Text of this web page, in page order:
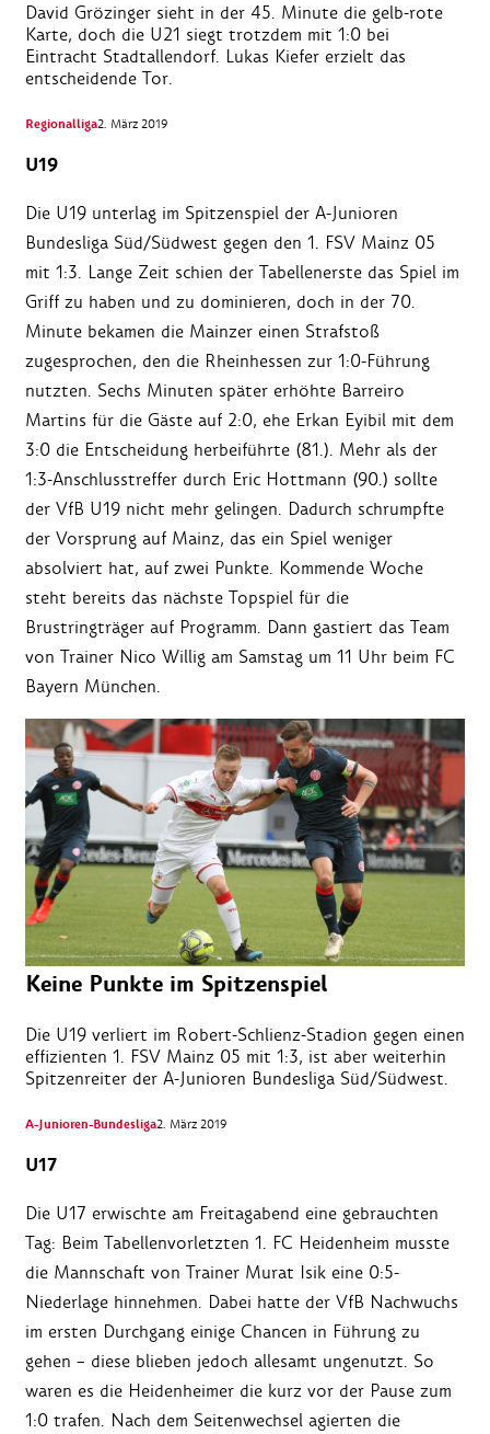
David Grözinger sieht in der 45. Minute die gelb-rote
Karte, doch die U21 siegt trotzdem mit 1:0 bei
Eintracht Stadtallendorf. Lukas Kiefer erzielt das
entscheidende Tor.
Regionalliga2. März 2019
U19
Die U19 unterlag im Spitzenspiel der A-Junioren
Bundesliga Süd/Südwest gegen den 1. FSV Mainz 05
mit 1:3. Lange Zeit schien der Tabellenerste das Spiel im
Griff zu haben und zu dominieren, doch in der 70.
Minute bekamen die Mainzer einen Strafstoß
zugesprochen, den die Rheinhessen zur 1:0-Führung
nutzten. Sechs Minuten später erhöhte Barreiro
Martins für die Gäste auf 2:0, ehe Erkan Eyibil mit dem
3:0 die Entscheidung herbeiführte (81.). Mehr als der
1:3-Anschlusstreffer durch Eric Hottmann (90.) sollte
der VfB U19 nicht mehr gelingen. Dadurch schrumpfte
der Vorsprung auf Mainz, das ein Spiel weniger
absolviert hat, auf zwei Punkte. Kommende Woche
steht bereits das nächste Topspiel für die
Brustringträger auf Programm. Dann gastiert das Team
von Trainer Nico Willig am Samstag um 11 Uhr beim FC
Bayern München.
Keine Punkte im Spitzenspiel
Die U19 verliert im Robert-Schlienz-Stadion gegen einen
effizienten 1. FSV Mainz 05 mit 1:3, ist aber weiterhin
Spitzenreiter der A-Junioren Bundesliga Süd/Südwest.
A-Junioren-Bundesliga2. März 2019
U17
Die U17 erwischte am Freitagabend eine gebrauchten
Tag: Beim Tabellenvorletzten 1. FC Heidenheim musste
die Mannschaft von Trainer Murat Isik eine 0:5-
Niederlage hinnehmen. Dabei hatte der VfB Nachwuchs
im ersten Durchgang einige Chancen in Führung zu
gehen – diese blieben jedoch allesamt ungenutzt. So
waren es die Heidenheimer die kurz vor der Pause zum
1:0 trafen. Nach dem Seitenwechsel agierten die